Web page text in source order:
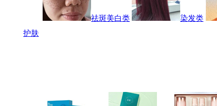
祛斑美白类
染发类
护肤